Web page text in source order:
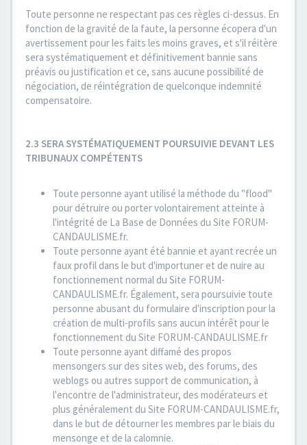
Toute personne ne respectant pas ces règles ci-dessus. En
fonction de la gravité de la faute, la personne écopera d'un
avertissement pour les faits les moins graves, et s'il réitère
sera systématiquement et définitivement bannie sans
préavis ou justification et ce, sans aucune possibilité de
négociation, de réintégration de quelconque indemnité
compensatoire.
2.3 SERA SYSTÉMATIQUEMENT POURSUIVIE DEVANT LES
TRIBUNAUX COMPÉTENTS
Toute personne ayant utilisé la méthode du "flood"
pour détruire ou porter volontairement atteinte à
l'intégrité de La Base de Données du Site FORUM-
CANDAULISME.fr.
Toute personne ayant été bannie et ayant recrée un
faux profil dans le but d'importuner et de nuire au
fonctionnement normal du Site FORUM-
CANDAULISME.fr. Également, sera poursuivie toute
personne abusant du formulaire d'inscription pour la
création de multi-profils sans aucun intérêt pour le
fonctionnement du Site FORUM-CANDAULISME.fr
Toute personne ayant diffamé des propos
mensongers sur des sites web, des forums, des
weblogs ou autres support de communication, à
l'encontre de l'administrateur, des modérateurs et
plus généralement du Site FORUM-CANDAULISME.fr,
dans le but de détourner les membres par le biais du
mensonge et de la calomnie.